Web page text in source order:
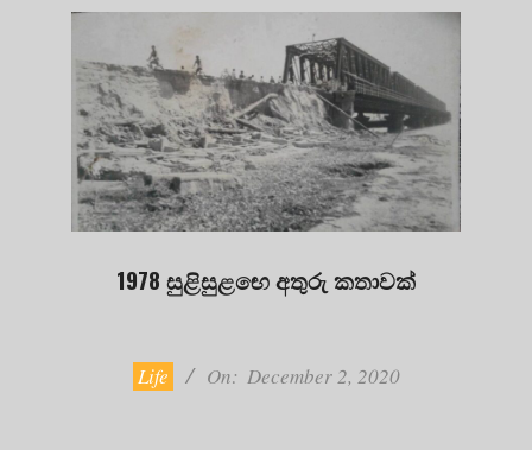
1978 සුළිසුළඟෙ අතුරු කතාවක්
Life On: December 2, 2020